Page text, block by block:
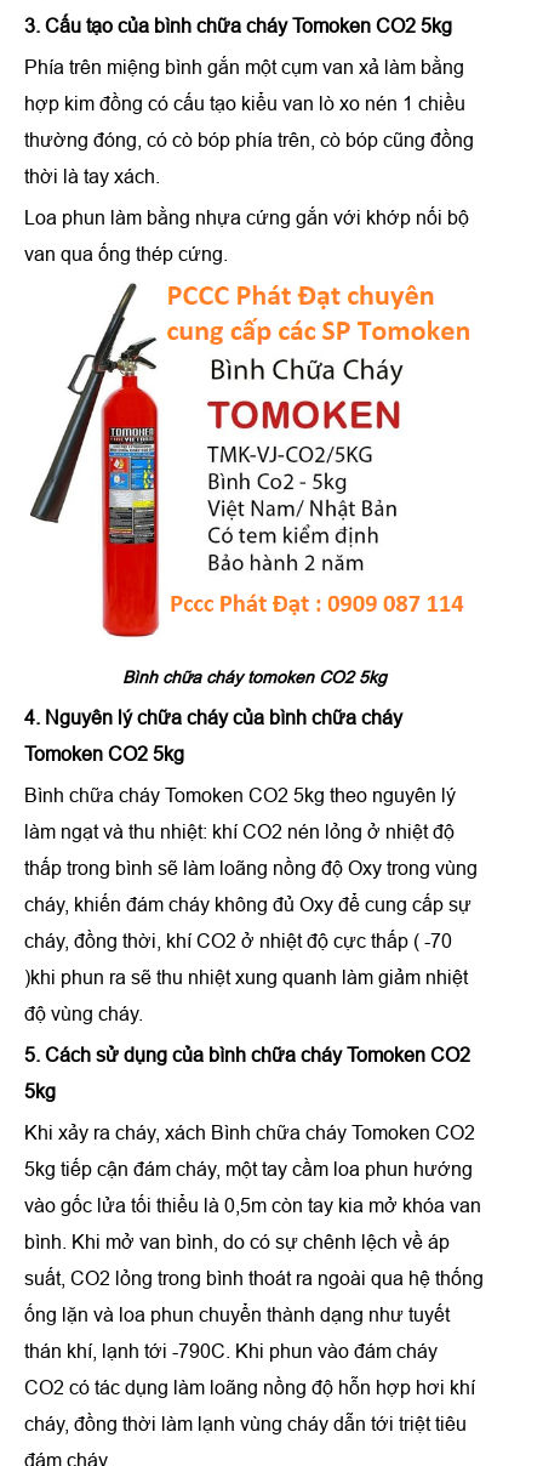
3. Cấu tạo của bình chữa cháy Tomoken CO2 5kg
Phía trên miệng bình gắn một cụm van xả làm bằng
hợp kim đồng có cấu tạo kiểu van lò xo nén 1 chiều
thường đóng, có cò bóp phía trên, cò bóp cũng đồng
thời là tay xách.
Loa phun làm bằng nhựa cứng gắn với khớp nối bộ
van qua ống thép cứng.
Bình chữa cháy tomoken CO2 5kg
4. Nguyên lý chữa cháy của bình chữa cháy
Tomoken CO2 5kg
Bình chữa cháy Tomoken CO2 5kg theo nguyên lý
làm ngạt và thu nhiệt: khí CO2 nén lỏng ở nhiệt độ
thấp trong bình sẽ làm loãng nồng độ Oxy trong vùng
cháy, khiến đám cháy không đủ Oxy để cung cấp sự
cháy, đồng thời, khí CO2 ở nhiệt độ cực thấp ( -70
)khi phun ra sẽ thu nhiệt xung quanh làm giảm nhiệt
độ vùng cháy.
5. Cách sử dụng của bình chữa cháy Tomoken CO2
5kg
Khi xảy ra cháy, xách Bình chữa cháy Tomoken CO2
5kg tiếp cận đám cháy, một tay cầm loa phun hướng
vào gốc lửa tối thiểu là 0,5m còn tay kia mở khóa van
bình. Khi mở van bình, do có sự chênh lệch về áp
suất, CO2 lỏng trong bình thoát ra ngoài qua hệ thống
ống lặn và loa phun chuyển thành dạng như tuyết
thán khí, lạnh tới -790C. Khi phun vào đám cháy
CO2 có tác dụng làm loãng nồng độ hỗn hợp hơi khí
cháy, đồng thời làm lạnh vùng cháy dẫn tới triệt tiêu
đám cháy.